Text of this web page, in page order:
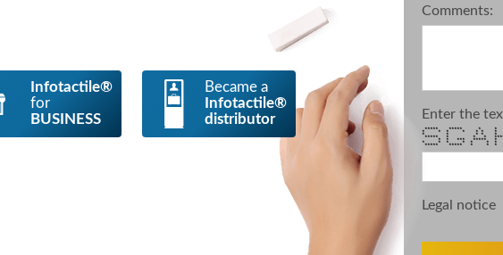
Infotactile®
for
BUSINESS
Became a
Infotactile®
distributor
Comments:
Enter the
***** ***** *
* * * * * *
* * * * *
***** * * *
* * ***
* * * * * *
***** ***** * *
Legal notice